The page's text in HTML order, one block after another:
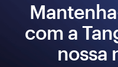
com a
nossa